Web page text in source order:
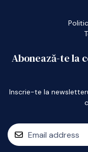
Abonează-te la
Inscrie-te la